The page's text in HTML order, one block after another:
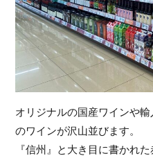
オリジナルの国産ワインや
のワインが沢山並びます。
『信州』と大き目に書かれ